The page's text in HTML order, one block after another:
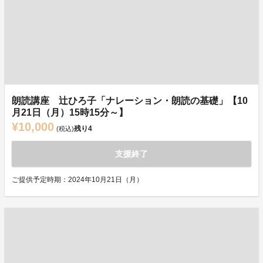
朗読講座 辻ひろ子「ナレーション・朗読の基礎」【10
月21日（月）15時15分～】
¥10,000 (税込)残り4
支援終了
ご提供予定時期：2024年10月21日（月）